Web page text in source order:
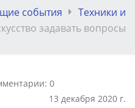
события
Техники и
задавать вопросы
0
13 декабря 2020 г.